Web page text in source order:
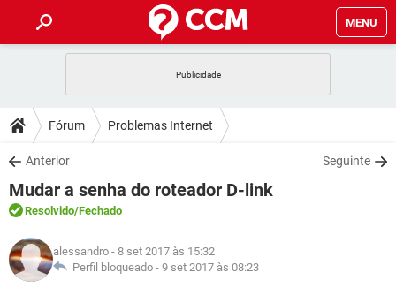
MENU
CELULAR FACEBOOK
OUTLOOK
INSTAGRAM GMAIL
GUIA DE COMPRAS
DICAS
JOGOS WHATSAPP
OUTLOOK
INSTAGRAM
GUIA DE COMPRAS
DOWNLOADS
JOGOS WHATSAPP
CELULAR
OUTLOOK EXCEL
INSTAGRAM
FÓRUM
JOGOS
CELULAR FACEBOOK
GLOSSÁRIO
JOGOS
Fórum Problemas Internet
Anterior Seguinte
Mudar a senha do roteador D-link
Resolvido/Fechado
alessandro - 8 set 2017 às 15:32
Perfil bloqueado - 9 set 2017 às 08:23